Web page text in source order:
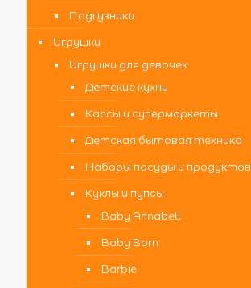
Подгузники
Игрушки
Игрушки для девочек
Детские кухни
Кассы и супермаркеты
Детская бытовая техника
Наборы посуды и продуктов
Куклы и пупсы
Baby Annabell
Baby Born
Barbie